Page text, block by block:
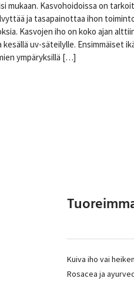
mukaan. Kasvohoidoissa on
ja tasapainottaa ihon
Kasvojen iho on koko ajan
kesällä uv-säteilylle. Ensimmäiset
ympäryksillä […]
Kuiva iho vai
Rosacea ja